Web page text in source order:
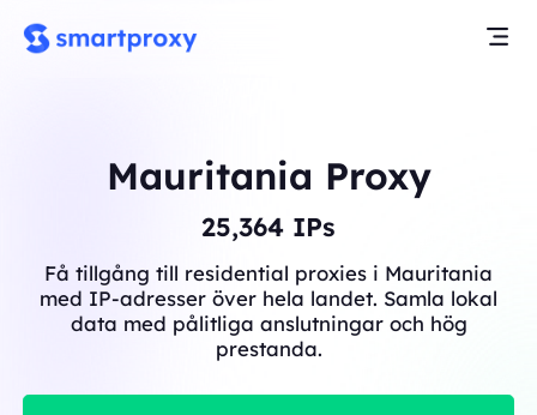
Mauritania Proxy
25,364 IPs
Få tillgång till residential proxies i Mauritania
med IP-adresser över hela landet. Samla lokal
data med pålitliga anslutningar och hög
prestanda.